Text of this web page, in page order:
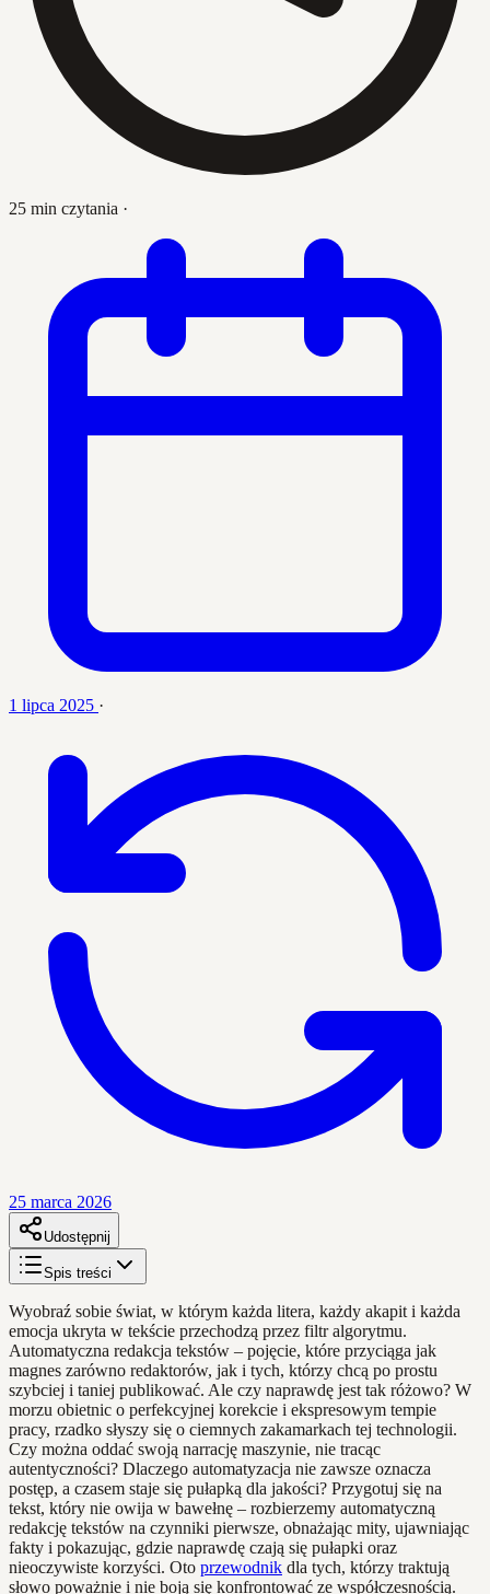
25 min czytania ·
1 lipca 2025 ·
25 marca 2026
Udostępnij
Spis treści
Wyobraź sobie świat, w którym każda litera, każdy akapit i każda
emocja ukryta w tekście przechodzą przez filtr algorytmu.
Automatyczna redakcja tekstów – pojęcie, które przyciąga jak
magnes zarówno redaktorów, jak i tych, którzy chcą po prostu
szybciej i taniej publikować. Ale czy naprawdę jest tak różowo? W
morzu obietnic o perfekcyjnej korekcie i ekspresowym tempie
pracy, rzadko słyszy się o ciemnych zakamarkach tej technologii.
Czy można oddać swoją narrację maszynie, nie tracąc
autentyczności? Dlaczego automatyzacja nie zawsze oznacza
postęp, a czasem staje się pułapką dla jakości? Przygotuj się na
tekst, który nie owija w bawełnę – rozbierzemy automatyczną
redakcję tekstów na czynniki pierwsze, obnażając mity, ujawniając
fakty i pokazując, gdzie naprawdę czają się pułapki oraz
nieoczywiste korzyści. Oto przewodnik dla tych, którzy traktują
słowo poważnie i nie boją się konfrontować ze współczesnością.